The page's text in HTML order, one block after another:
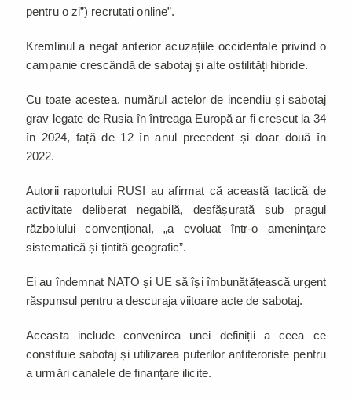
pentru o zi”) recrutați online”.
Kremlinul a negat anterior acuzațiile occidentale privind o
campanie crescândă de sabotaj și alte ostilități hibride.
Cu toate acestea, numărul actelor de incendiu și sabotaj
grav legate de Rusia în întreaga Europă ar fi crescut la 34
în 2024, față de 12 în anul precedent și doar două în
2022.
Autorii raportului RUSI au afirmat că această tactică de
activitate deliberat negabilă, desfășurată sub pragul
războiului convențional, „a evoluat într-o amenințare
sistematică și țintită geografic”.
Ei au îndemnat NATO și UE să își îmbunătățească urgent
răspunsul pentru a descuraja viitoare acte de sabotaj.
Aceasta include convenirea unei definiții a ceea ce
constituie sabotaj și utilizarea puterilor antiteroriste pentru
a urmări canalele de finanțare ilicite.